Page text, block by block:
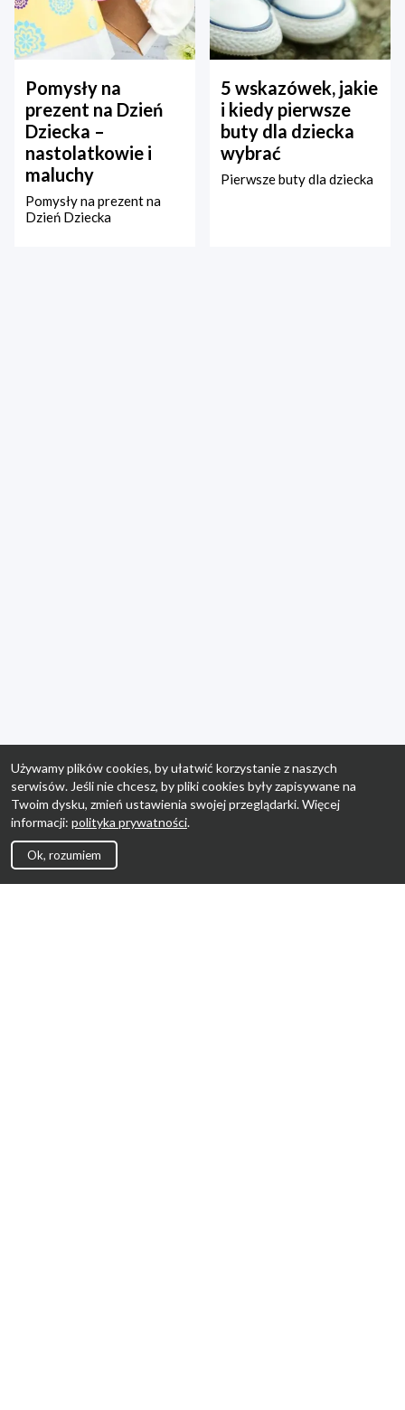
Pomysły na
prezent na Dzień
Dziecka –
nastolatkowie i
maluchy
Pomysły na prezent na
Dzień Dziecka
5 wskazówek, jakie
i kiedy pierwsze
buty dla dziecka
wybrać
Pierwsze buty dla dziecka
Używamy plików cookies, by ułatwić korzystanie z naszych
serwisów. Jeśli nie chcesz, by pliki cookies były zapisywane na
Twoim dysku, zmień ustawienia swojej przeglądarki. Więcej
informacji: polityka prywatności.
Ok, rozumiem